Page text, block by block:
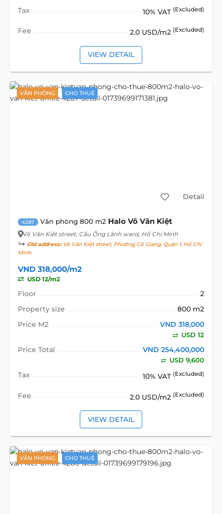
Tax
10% VAT (Excluded)
Fee 2.0 USD/m2 (Excluded)
VIEW DETAIL
VĂN PHÒNG CHO THUÊ
Detail
4287 Văn phòng 800 m2 Halo Võ Văn Kiệt
Võ Văn Kiệt street, Cầu Ông Lãnh ward, Hồ Chí Minh
Old address:Võ Văn Kiệt street, Phường Cô Giang, Quận 1, Hồ Chí
Minh
VND 318,000/m2
USD 12/m2
Floor
2
Property size
800 m2
Price M2
VND 318,000
USD 12
Price Total VND 254,400,000
USD 9,600
Tax 10% VAT (Excluded)
Fee 2.0 USD/m2 (Excluded)
VIEW DETAIL
VĂN PHÒNG CHO THUÊ